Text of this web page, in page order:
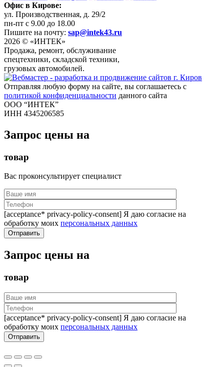
Офис в Кирове:
ул. Производственная, д. 29/2
пн-пт с 9.00 до 18.00
Пишите на почту: sap@intek43.ru
2026 © «ИНТЕК»
Продажа, ремонт, обслуживание
спецтехники, складской техники,
грузовых автомобилей.
Отправляя любую форму на сайте, вы соглашаетесь с
политикой конфиденциальности данного сайта
ООО “ИНТЕК”
ИНН 4345206585
Запрос цены на
товар
Вас проконсультирует специалист
[acceptance* privacy-policy-consent] Я даю согласие на
обработку моих персональных данных
Запрос цены на
товар
[acceptance* privacy-policy-consent] Я даю согласие на
обработку моих персональных данных